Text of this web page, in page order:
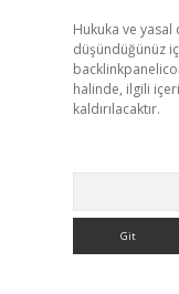
Hukuka ve yasal
düşündüğünüz
halinde, ilgili
kaldırılacaktır.